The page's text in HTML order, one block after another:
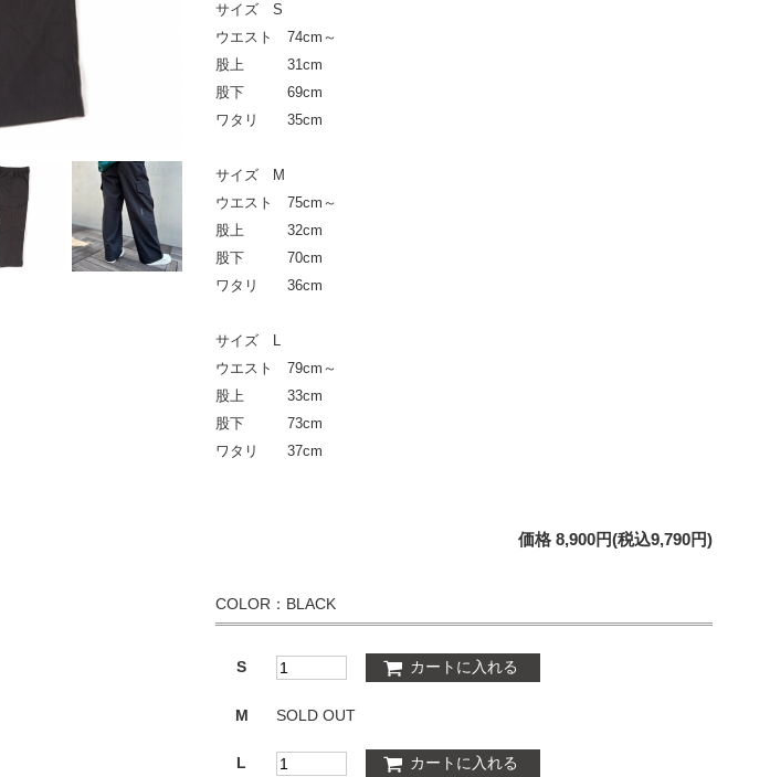
サイズ S
ウエスト 74cm～
股上 31cm
股下 69cm
ワタリ 35cm
サイズ M
ウエスト 75cm～
股上 32cm
股下 70cm
ワタリ 36cm
サイズ L
ウエスト 79cm～
股上 33cm
股下 73cm
ワタリ 37cm
価格 8,900円(税込9,790円)
COLOR：BLACK
S
M SOLD OUT
L